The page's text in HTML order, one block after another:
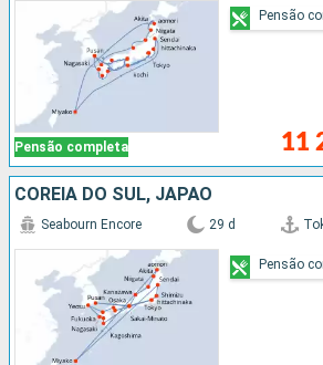
Pensão completa 11
Pensão
COREIA DO SUL, JAPÃO
Seabourn Encore 29 d
Pensão